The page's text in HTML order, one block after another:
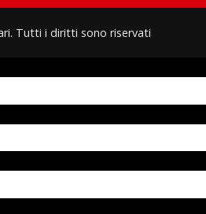
Tutti i diritti sono riservati